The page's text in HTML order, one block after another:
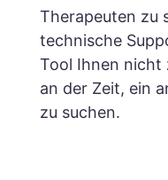
Therapeuten zu
technische
Tool Ihnen nicht
an der Zeit, ein
zu suchen.